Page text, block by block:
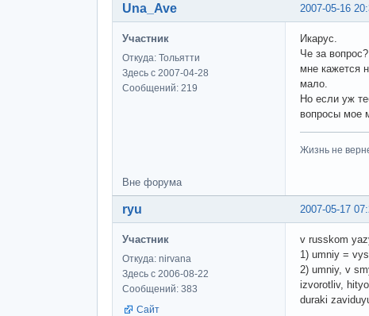
2007-05-16
Una_Ave
Участник
Откуда: Тольятти
Здесь с 2007-04-28
Сообщений: 219
Икарус.
Че за вопрос?
мне кажется
мало.
Но если уж
вопросы мое
Жизнь не
Вне форума
2007-05-17
ryu
Участник
Откуда: nirvana
Здесь с 2006-08-22
Сообщений: 383
Сайт
v russkom
1) umniy =
2) umniy, v
izvorotliv,
duraki